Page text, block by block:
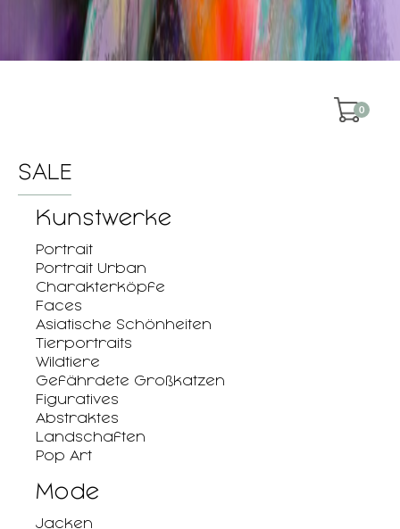
0
SALE
Kunstwerke
Portrait
Portrait Urban
Charakterköpfe
Faces
Asiatische Schönheiten
Tierportraits
Wildtiere
Gefährdete Großkatzen
Figuratives
Abstraktes
Landschaften
Pop Art
Mode
Jacken